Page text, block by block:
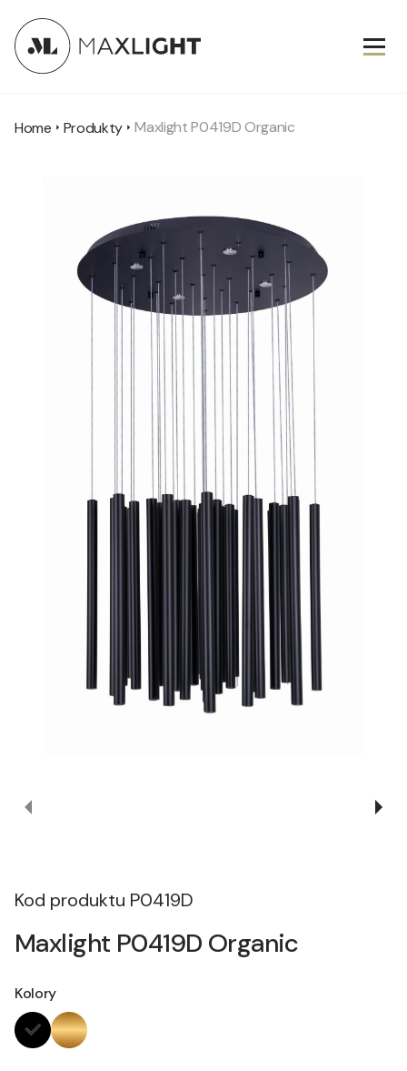
Home Produkty Maxlight P0419D Organic
Kod produktu P0419D
Maxlight P0419D Organic
Kolory